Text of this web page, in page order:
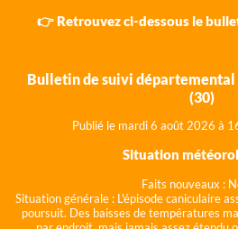
👉 Retrouvez ci-dessous le
Bulletin de suivi départemental
(30)
Publié le mardi 6 août 2026 à
Situation
Faits nouveaux :
Situation générale : L'épisode caniculaire
poursuit. Des baisses de températures